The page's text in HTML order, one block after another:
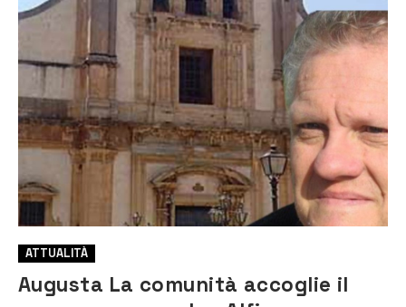
ATTUALITÀ
Augusta La comunità accoglie il